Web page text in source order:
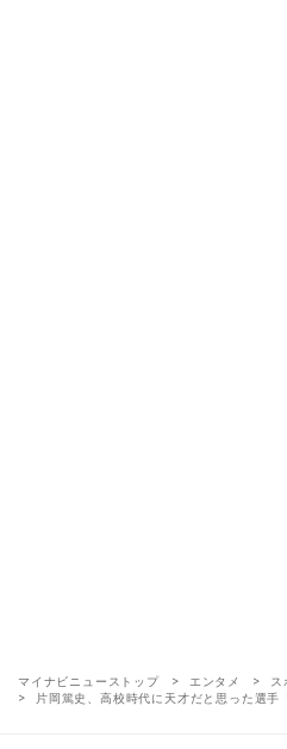
マイナビニューストップ エンタメ
ス
片岡篤史、高校時代に天才だと思った選手